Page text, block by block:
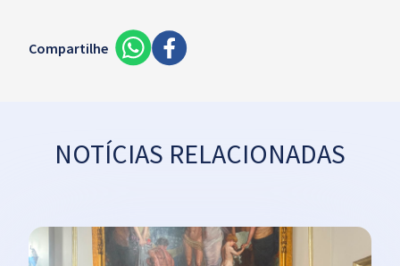
Compartilhe
NOTÍCIAS RELACIONADAS